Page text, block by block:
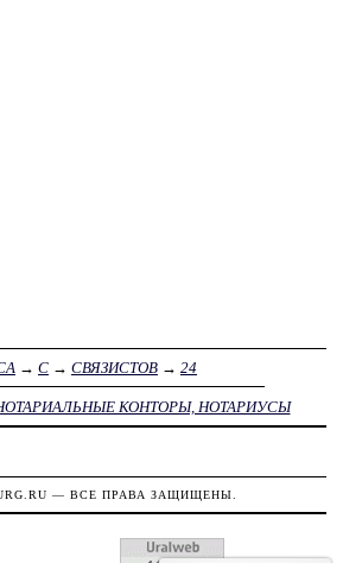
→ С → СВЯЗИСТОВ → 24
КОНТОРЫ, НОТАРИУСЫ
— ВСЕ ПРАВА ЗАЩИЩЕНЫ.